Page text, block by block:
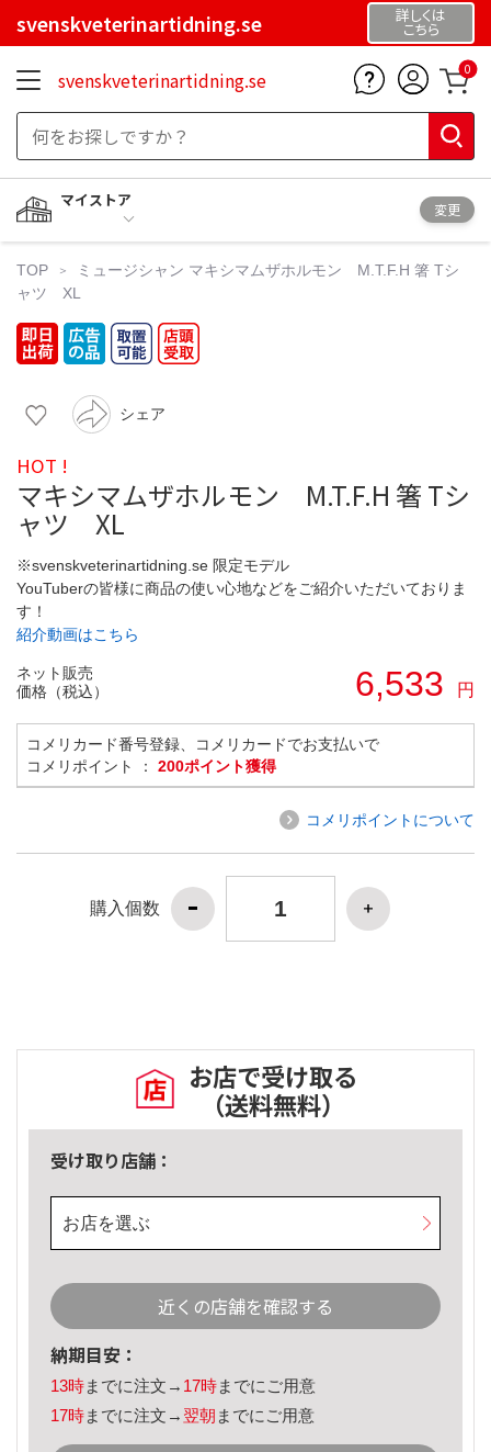
svenskveterinartidning.se 詳しくは
こちら
svenskveterinartidning.se 0
マイストア
変更
TOP ミュージシャン マキシマムザホルモン M.T.F.H 箸 Tシ
ャツ XL
シェア
HOT !
マキシマムザホルモン M.T.F.H 箸 Tシ
ャツ XL
※svenskveterinartidning.se 限定モデル
YouTuberの皆様に商品の使い心地などをご紹介いただいておりま
す！
紹介動画はこちら
ネット販売
価格（税込）
6,533 円
コメリカード番号登録、コメリカードでお支払いで
コメリポイント ： 200ポイント獲得
コメリポイントについて
購入個数
お店で受け取る
（送料無料）
受け取り店舗：
お店を選ぶ
近くの店舗を確認する
納期目安：
13時までに注文→ 17時までにご用意
17時までに注文→ 翌朝 までにご用意